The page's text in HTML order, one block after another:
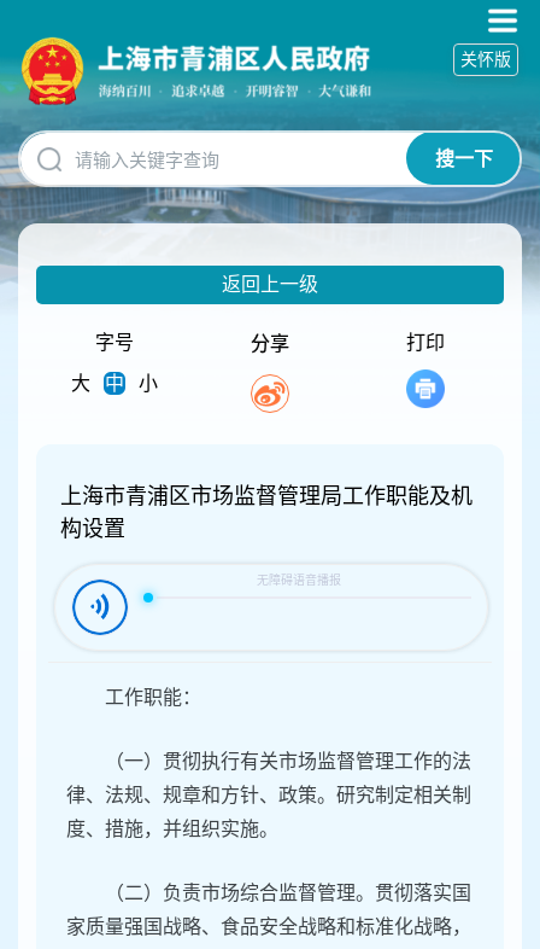
碍
操
明
跳
转
到
网
搜一下
关怀版
返回上一级
字号
大
中 小
分享 打印
上海市青浦区市场监督管理局工作职能及机
构设置
工作职能：
（一）贯彻执行有关市场监督管理工作的法
律、法规、规章和方针、政策。研究制定相关制
度、措施，并组织实施。
（二）负责市场综合监督管理。贯彻落实国
家质量强国战略、食品安全战略和标准化战略，